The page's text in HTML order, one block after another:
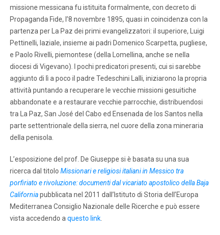
missione messicana fu istituita formalmente, con decreto di
Propaganda Fide, l’8 novembre 1895, quasi in coincidenza con la
partenza per La Paz dei primi evangelizzatori: il superiore, Luigi
Pettinelli, laziale, insieme ai padri Domenico Scarpetta, pugliese,
e Paolo Rivelli, piemontese (della Lomellina, anche se nella
diocesi di Vigevano). I pochi predicatori presenti, cui si sarebbe
aggiunto di lì a poco il padre Tedeschini Lalli, iniziarono la propria
attività puntando a recuperare le vecchie missioni gesuitiche
abbandonate e a restaurare vecchie parrocchie, distribuendosi
tra La Paz, San José del Cabo ed Ensenada de los Santos nella
parte settentrionale della sierra, nel cuore della zona mineraria
della penisola.
L’esposizione del prof. De Giuseppe si è basata su una sua
ricerca dal titolo Missionari e religiosi italiani in Messico tra
porfiriato e rivoluzione: documenti dal vicariato apostolico della Baja
Californiapubblicata nel 2011 dall’Istituto di Storia dell’Europa
Mediterranea Consiglio Nazionale delle Ricerche e può essere
vista accedendo a questo link